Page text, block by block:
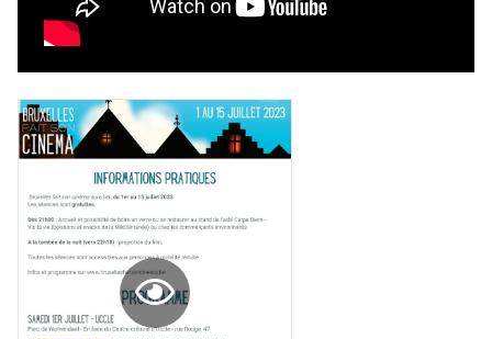
En pratique
cours ou vous commandez au numéro.
Vous indiquez si vous souhaitez recevoir la
revue en format papier ou numérique.
Vous renseignez vos coordonnées.
Vous versez le montant de votre choix sur le
compte
IBAN BE34 0010 7305
2190avec en communication le numéro de
la commande renseigné dans le mail de
confirmation et la mention “participation
Imag”.